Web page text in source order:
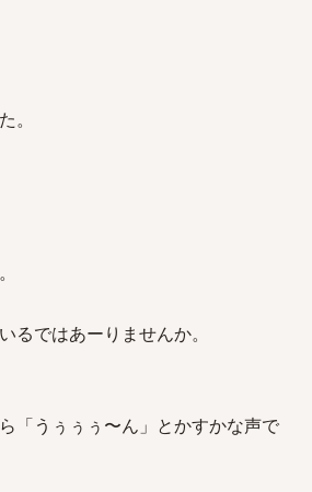
。
ではあーりませんか。
「うぅぅぅ〜ん」とかすかな声で